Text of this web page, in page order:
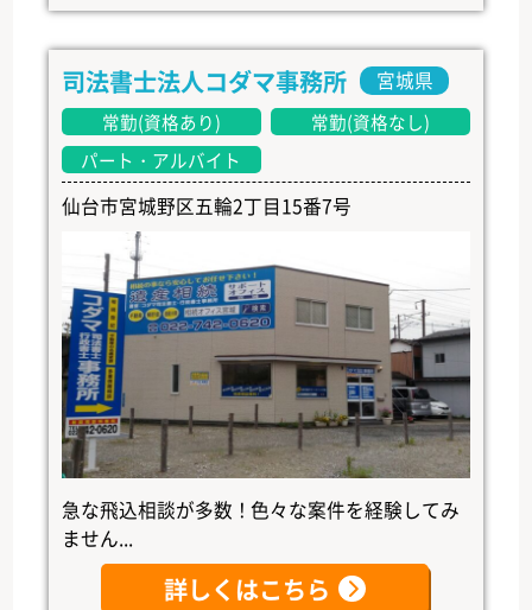
司法書士法人コダマ事務所 宮城県
常勤(資格あり)
常勤(資格なし)
パート・アルバイト
仙台市宮城野区五輪2丁目15番7号
急な飛込相談が多数！色々な案件を経験してみ
ません...
詳しくはこちら